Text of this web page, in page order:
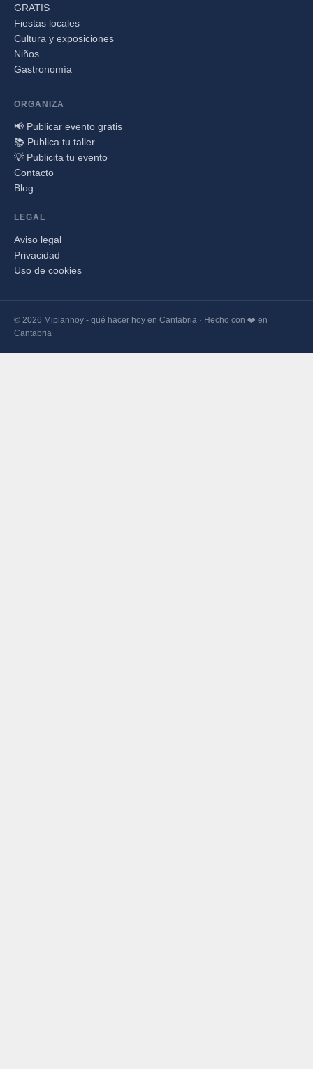
GRATIS
Fiestas locales
Cultura y exposiciones
Niños
Gastronomía
ORGANIZA
📢 Publicar evento gratis
📚 Publica tu taller
💡 Publicita tu evento
Contacto
Blog
LEGAL
Aviso legal
Privacidad
Uso de cookies
© 2026 Miplanhoy - qué hacer hoy en Cantabria · Hecho con ❤️ en
Cantabria